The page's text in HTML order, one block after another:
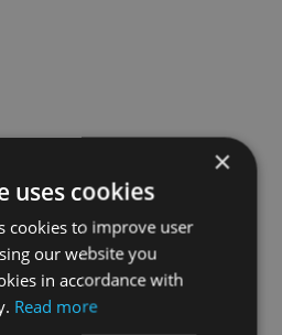
×
uses cookies
cookies to improve user
our website you
in accordance with
Read more